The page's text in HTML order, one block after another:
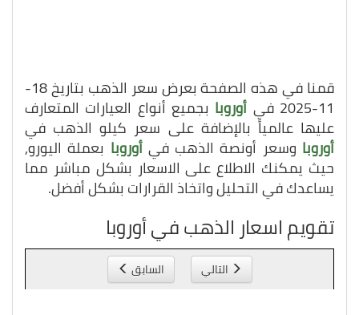
قمنا في هذه الصفحة بعرض سعر الذهب بتاريخ 18-
11-2025 في أوروبا بجميع أنواع العيارات المتعارف
عليها عالمياً بالإضافة على سعر كيلو الذهب في
أوروبا وسعر أونصة الذهب فيأوروبا بعملة اليورو,
حيث يمكنك الاطلاع على الاسعار بشكل مباشر مما
يساعدك في التحليل واتخاذ القرارات بشكل أفضل.
تقويم اسعار الذهب في أوروبا
التالي السابق